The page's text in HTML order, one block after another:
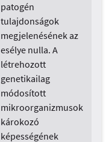
patogén
tulajdonságok
megjelenésének az
esélye nulla. A
létrehozott
genetikailag
módosított
mikroorganizmusok
károkozó
képességének